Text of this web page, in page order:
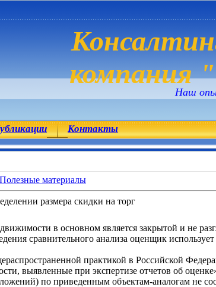
компания
Наш
Контакты
Полезные материалы
размера скидки на торг
в основном является закрытой и не
сравнительного анализа оценщик
практикой в Российской
выявленные при экспертизе отчетов об
по приведенным объектам-аналогам не